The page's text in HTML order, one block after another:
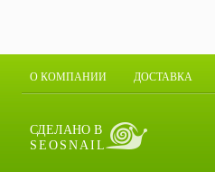
О КОМПАНИИ ДОСТАВКА
СДЕЛАНО В
SEOSNAIL